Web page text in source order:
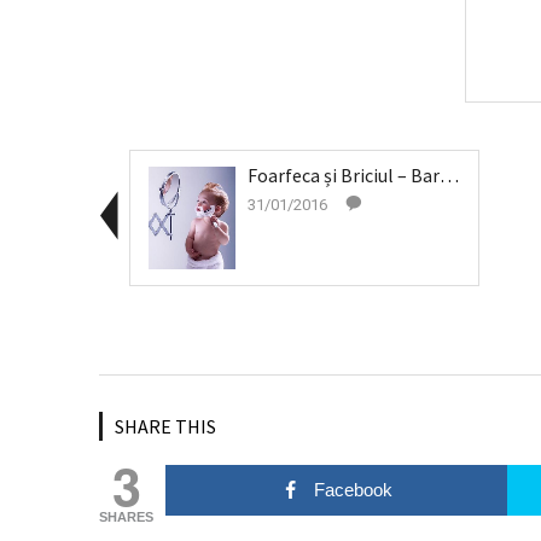
Foarfeca și Briciul – Barber Shops (1)
31/01/2016
SHARE THIS
3
SHARES
Facebook